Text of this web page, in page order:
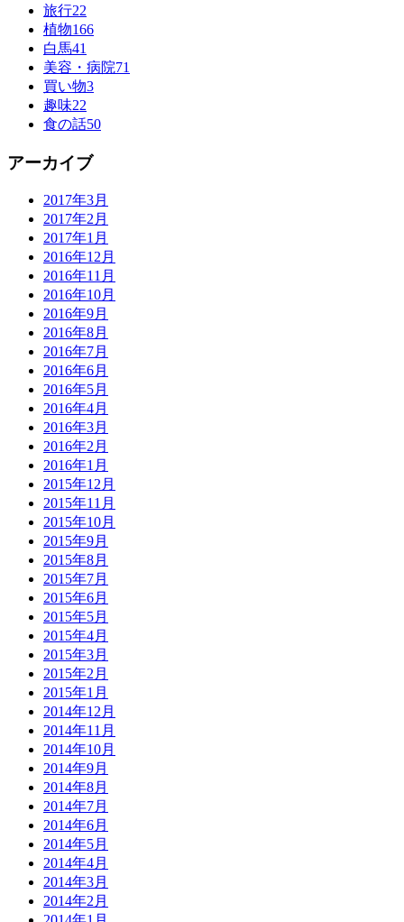
旅行22
植物166
白馬41
美容・病院71
買い物3
趣味22
食の話50
アーカイブ
2017年3月
2017年2月
2017年1月
2016年12月
2016年11月
2016年10月
2016年9月
2016年8月
2016年7月
2016年6月
2016年5月
2016年4月
2016年3月
2016年2月
2016年1月
2015年12月
2015年11月
2015年10月
2015年9月
2015年8月
2015年7月
2015年6月
2015年5月
2015年4月
2015年3月
2015年2月
2015年1月
2014年12月
2014年11月
2014年10月
2014年9月
2014年8月
2014年7月
2014年6月
2014年5月
2014年4月
2014年3月
2014年2月